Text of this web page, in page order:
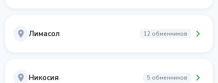
Лимасол 12 обменников
Никосия 5 обменников